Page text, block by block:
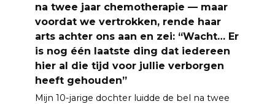
na twee jaar chemotherapie — maar
voordat we vertrokken, rende haar
arts achter ons aan en zei: “Wacht… Er
is nog één laatste ding dat iedereen
hier al die tijd voor jullie verborgen
heeft gehouden”
Mijn 10-jarige dochter luidde de bel na twee